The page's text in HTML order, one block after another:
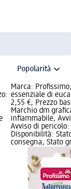
Marca:
essenziale di
2,55 €; Prezzo
Marchio dm
infiammabile,
Avviso di
Disponibilità:
consegna, Stato